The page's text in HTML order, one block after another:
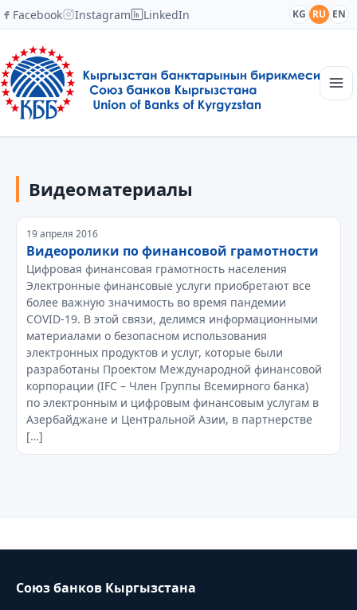
Facebook Instagram LinkedIn KG RU EN
Новости
Члены и партнеры
Сотрудничество
Контакты
Видеоматериалы
19 апреля 2016
Видеоролики по финансовой грамотности
Цифровая финансовая грамотность населения
Электронные финансовые услуги приобретают все
более важную значимость во время пандемии
COVID-19. В этой связи, делимся информационными
материалами о безопасном использования
электронных продуктов и услуг, которые были
разработаны Проектом Международной финансовой
корпорации (IFC – Член Группы Всемирного банка)
по электронным и цифровым финансовым услугам в
Азербайджане и Центральной Азии, в партнерстве
[…]
Союз банков Кыргызстана